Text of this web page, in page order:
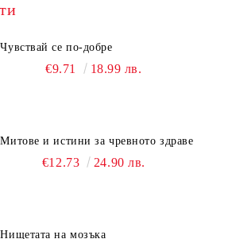
Чувствай се по-добре
€9.71 18.99 лв.
Митове и истини за чревното здраве
€12.73 24.90 лв.
Нищетата на мозъка